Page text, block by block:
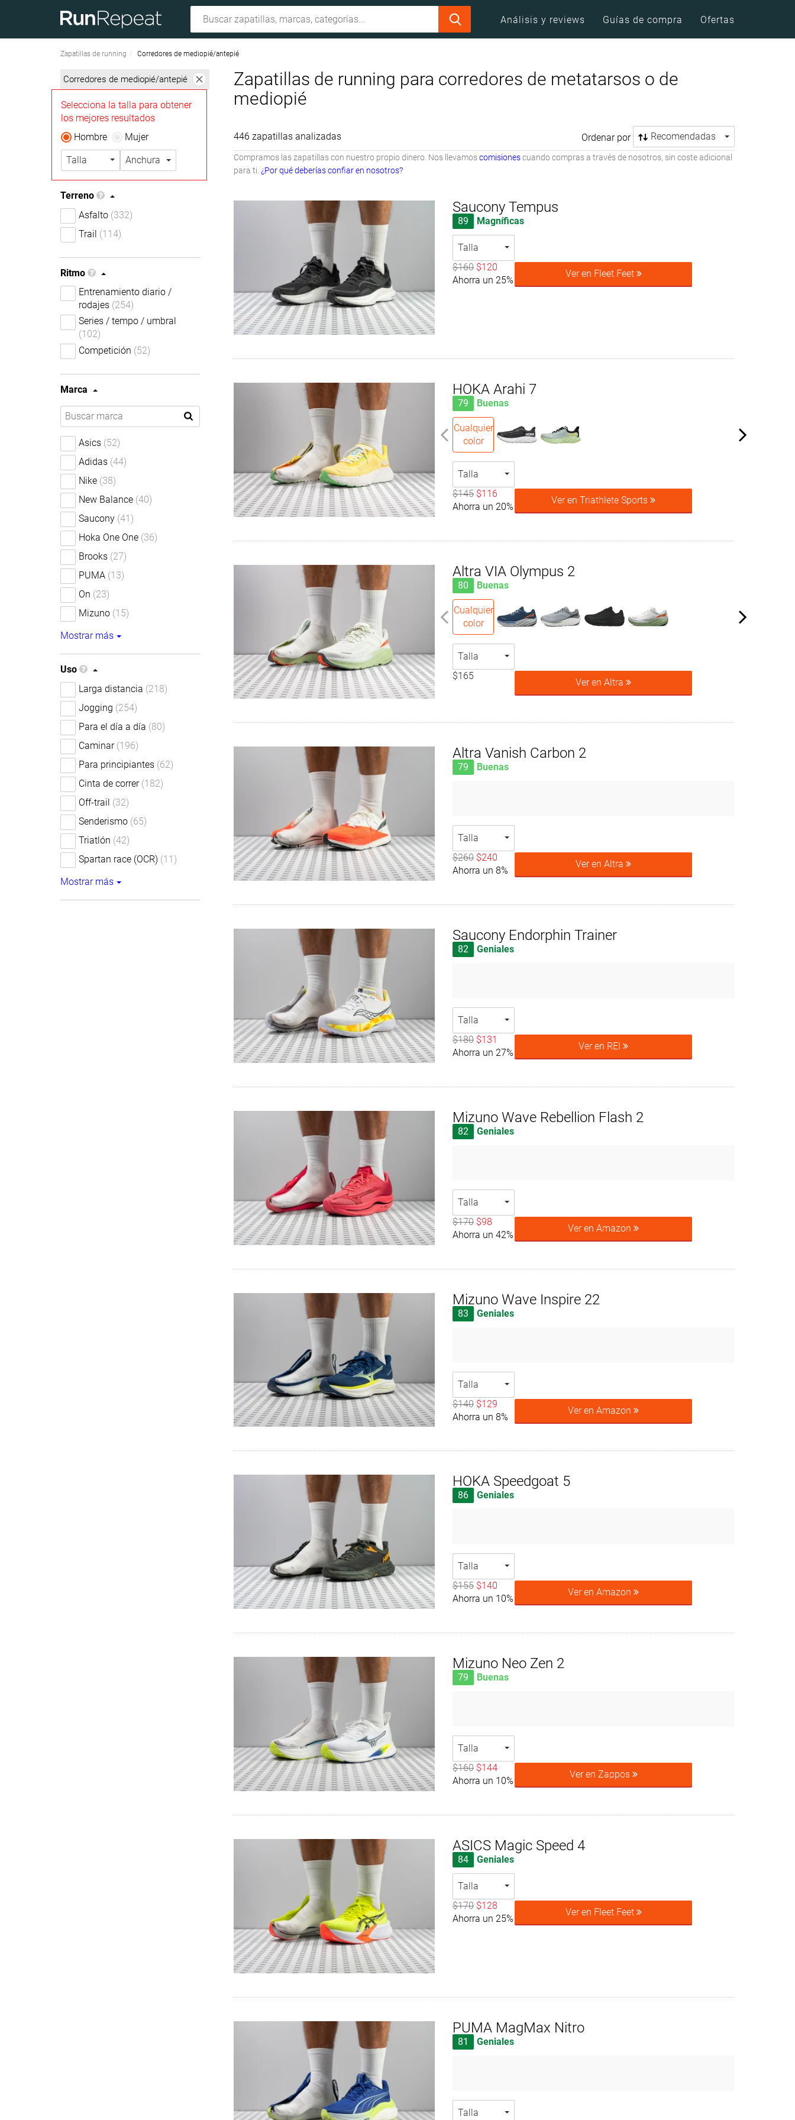
Análisis y reviews Guías de compra Ofertas
Zapatillas de running Corredores de mediopié/antepié
Corredores de mediopié/antepié
Selecciona la talla para obtener
los mejores resultados
Hombre
Mujer
Talla Anchura
Terreno
Asfalto (332)
Trail (114)
Ritmo
Entrenamiento diario /
rodajes (254)
Series / tempo / umbral
(102)
Competición (52)
Marca
Asics (52)
Adidas (44)
Nike (38)
New Balance (40)
Saucony (41)
Hoka One One (36)
Brooks (27)
PUMA (13)
On (23)
Mizuno (15)
Mostrar más
Uso
Larga distancia (218)
Jogging (254)
Para el día a día (80)
Caminar (196)
Para principiantes (62)
Cinta de correr (182)
Off-trail (32)
Senderismo (65)
Triatlón (42)
Spartan race (OCR) (11)
Mostrar más
Zapatillas de running para corredores de metatarsos o de
mediopié
446 zapatillas analizadas Ordenar por Recomendadas
Compramos las zapatillas con nuestro propio dinero. Nos llevamoscomisionescuando compras a través de nosotros, sin coste adicional
para ti. ¿Por qué deberías confiar en nosotros?
Saucony Tempus
89 Magníficas
Talla
$160 $120
Ahorra un 25%
Ver en Fleet Feet
HOKA Arahi 7
79 Buenas
Cualquier
color
Talla
$145 $116
Ahorra un 20%
Ver en Triathlete Sports
Altra VIA Olympus 2
80 Buenas
Cualquier
color
Talla
$165
Ver en Altra
Altra Vanish Carbon 2
79 Buenas
Talla
$260 $240
Ahorra un 8%
Ver en Altra
Saucony Endorphin Trainer
82 Geniales
Talla
$180 $131
Ahorra un 27%
Ver en REI
Mizuno Wave Rebellion Flash 2
82 Geniales
Talla
$170 $98
Ahorra un 42%
Ver en Amazon
Mizuno Wave Inspire 22
83 Geniales
Talla
$140 $129
Ahorra un 8%
Ver en Amazon
HOKA Speedgoat 5
86 Geniales
Talla
$155 $140
Ahorra un 10%
Ver en Amazon
Mizuno Neo Zen 2
79 Buenas
Talla
$160 $144
Ahorra un 10%
Ver en Zappos
ASICS Magic Speed 4
84 Geniales
Talla
$170 $128
Ahorra un 25%
Ver en Fleet Feet
PUMA MagMax Nitro
81 Geniales
Talla